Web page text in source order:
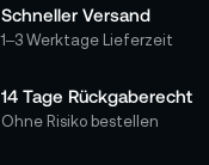
Schneller Versand
1–3 Werktage Lieferzeit
14 Tage Rückgaberecht
Ohne Risiko bestellen